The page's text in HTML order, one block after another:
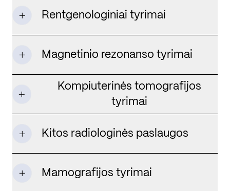
Rentgenologiniai tyrimai
Magnetinio rezonanso tyrimai
Kompiuterinės tomografijos
tyrimai
Kitos radiologinės paslaugos
Mamografijos tyrimai